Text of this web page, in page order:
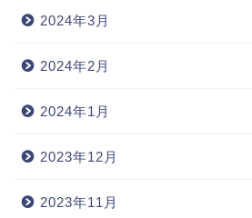
2024年3月
2024年2月
2024年1月
2023年12月
2023年11月